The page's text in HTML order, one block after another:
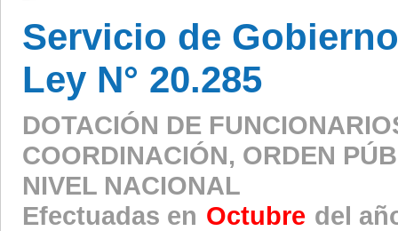
Servicio de
Ley N° 20.285
DOTACIÓN DE
COORDINACIÓN, ORDEN
NIVEL NACIONAL
Efectuadas en Octubre del